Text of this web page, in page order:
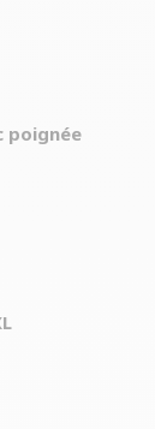
poignée